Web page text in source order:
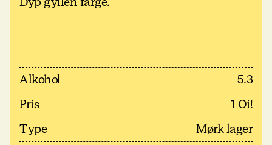
Alkohol
5.3
Pris
1 Oi!
Type
Mørk lager